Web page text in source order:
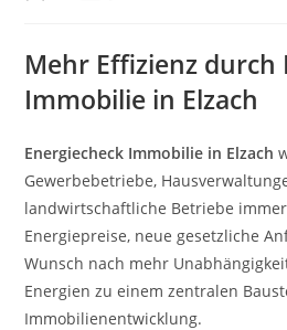
Mehr Effizienz durch
Immobilie in Elzach
Energiecheck Immobilie in Elzach
Gewerbebetriebe,
landwirtschaftliche Betriebe
Energiepreise, neue gesetzliche
Wunsch nach mehr
Energien zu einem zentralen
Immobilienentwicklung.